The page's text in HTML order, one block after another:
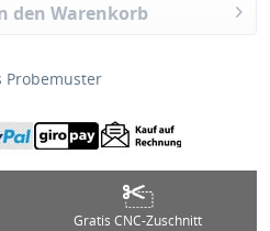
den Warenkorb
Probemuster
Gratis CNC-Zuschnitt